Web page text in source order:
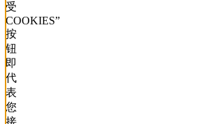
受
COOKIES”
按
钮
即
代
表
您
接